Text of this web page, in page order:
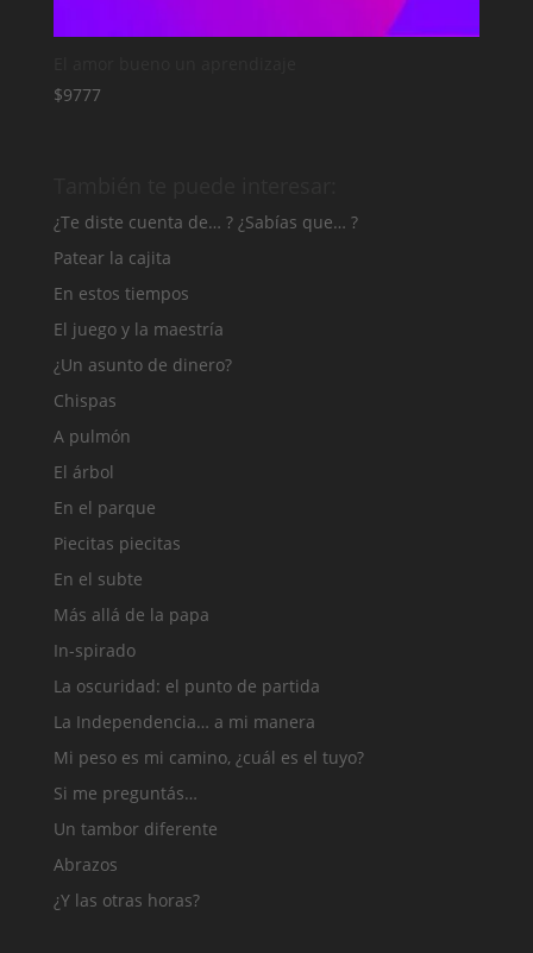
$9777
¿Te diste cuenta de… ? ¿Sabías que… ?
Patear la cajita
En estos tiempos
El juego y la maestría
¿Un asunto de dinero?
Chispas
A pulmón
El árbol
En el parque
Piecitas piecitas
En el subte
Más allá de la papa
In-spirado
La oscuridad: el punto de partida
La Independencia… a mi manera
Mi peso es mi camino, ¿cuál es el tuyo?
Si me preguntás…
Un tambor diferente
Abrazos
¿Y las otras horas?